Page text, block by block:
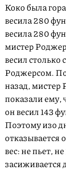
Коко была
весила 280
весила 280
мистер
весил столько
Роджерсом.
назад, мистер
показали ему,
он весил 143
Поэтому изо
отказывается
вес: не пьет,
засиживается